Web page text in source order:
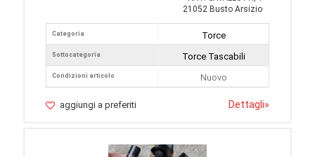
21052 Busto Arsizio
Categoria
Sottocategoria
Condizioni articolo
Torce
Torce Tascabili
Nuovo
aggiungi a preferiti Dettagli»